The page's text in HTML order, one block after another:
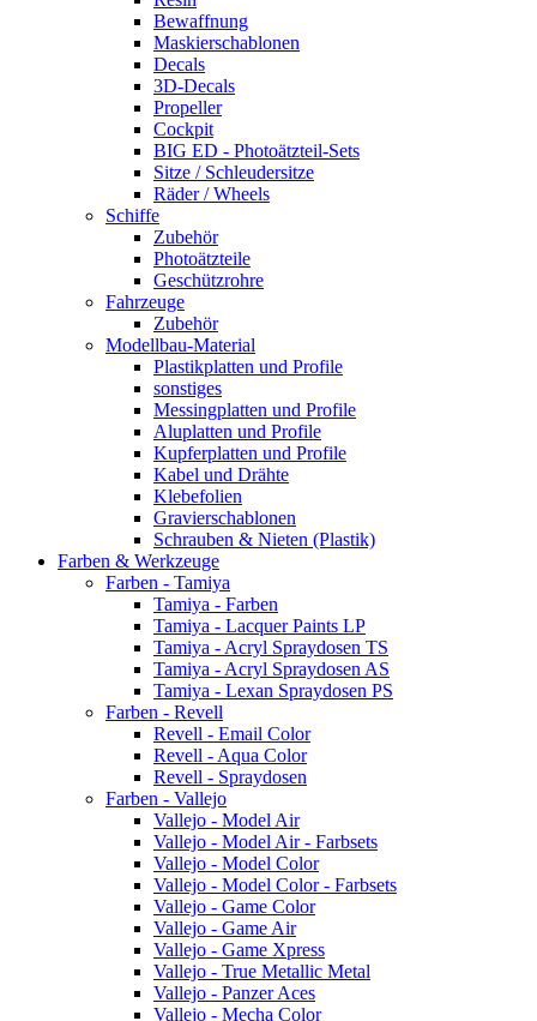
Bewaffnung
Maskierschablonen
Decals
3D-Decals
Propeller
Cockpit
BIG ED - Photoätzteil-Sets
Sitze / Schleudersitze
Räder / Wheels
Schiffe
Zubehör
Photoätzteile
Geschützrohre
Fahrzeuge
Zubehör
Modellbau-Material
Plastikplatten und Profile
sonstiges
Messingplatten und Profile
Aluplatten und Profile
Kupferplatten und Profile
Kabel und Drähte
Klebefolien
Gravierschablonen
Schrauben & Nieten (Plastik)
Farben & Werkzeuge
Farben - Tamiya
Tamiya - Farben
Tamiya - Lacquer Paints LP
Tamiya - Acryl Spraydosen TS
Tamiya - Acryl Spraydosen AS
Tamiya - Lexan Spraydosen PS
Farben - Revell
Revell - Email Color
Revell - Aqua Color
Revell - Spraydosen
Farben - Vallejo
Vallejo - Model Air
Vallejo - Model Air - Farbsets
Vallejo - Model Color
Vallejo - Model Color - Farbsets
Vallejo - Game Color
Vallejo - Game Air
Vallejo - Game Xpress
Vallejo - True Metallic Metal
Vallejo - Panzer Aces
Vallejo - Mecha Color